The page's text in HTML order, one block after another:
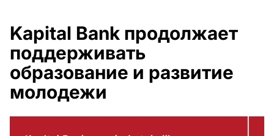
Kapital Bank продолжает
поддерживать
образование и развитие
молодежи